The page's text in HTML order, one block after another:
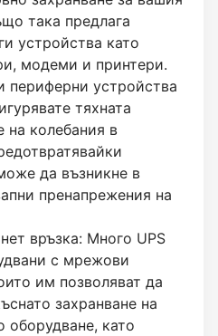
така предлага
устройства като
модеми и принтери.
периферни устройства
тяхната
на колебания в
да възникне в
пренапрежения на
връзка: Много UPS
с мрежови
им позволяват да
захранване на
като